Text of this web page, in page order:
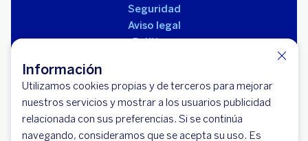
Información
Utilizamos cookies propias y de terceros para mejorar
nuestros servicios y mostrar a los usuarios publicidad
relacionada con sus preferencias. Si se continúa
navegando, consideramos que se acepta su uso. Es
Seguridad
Aviso legal
Políticas